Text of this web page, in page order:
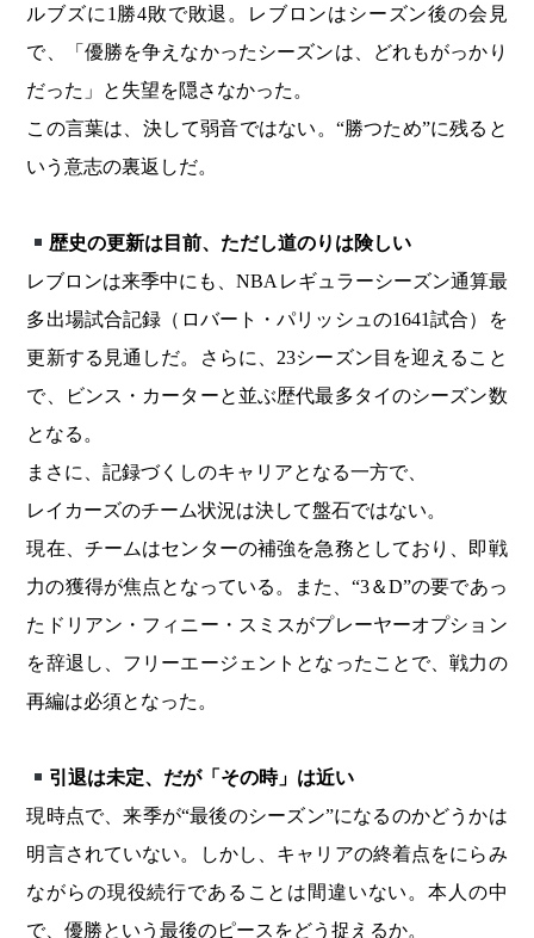
ルブズに1勝4敗で敗退。レブロンはシーズン後の会見
で、「優勝を争えなかったシーズンは、どれもがっかり
だった」と失望を隠さなかった。
この言葉は、決して弱音ではない。“勝つため”に残ると
いう意志の裏返しだ。
歴史の更新は目前、ただし道のりは険しい
レブロンは来季中にも、NBAレギュラーシーズン通算最
多出場試合記録（ロバート・パリッシュの1641試合）を
更新する見通しだ。さらに、23シーズン目を迎えること
で、ビンス・カーターと並ぶ歴代最多タイのシーズン数
となる。
まさに、記録づくしのキャリアとなる一方で、
レイカーズのチーム状況は決して盤石ではない。
現在、チームはセンターの補強を急務としており、即戦
力の獲得が焦点となっている。また、“3＆D”の要であっ
たドリアン・フィニー・スミスがプレーヤーオプション
を辞退し、フリーエージェントとなったことで、戦力の
再編は必須となった。
引退は未定、だが「その時」は近い
現時点で、来季が“最後のシーズン”になるのかどうかは
明言されていない。しかし、キャリアの終着点をにらみ
ながらの現役続行であることは間違いない。本人の中
で、優勝という最後のピースをどう捉えるか。